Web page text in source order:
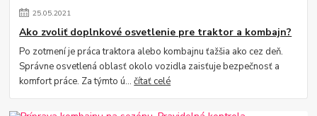
25.05.2021
Ako zvoliť doplnkové osvetlenie pre traktor a kombajn?
Po zotmení je práca traktora alebo kombajnu ťažšia ako cez deň.
Správne osvetlená oblasť okolo vozidla zaisťuje bezpečnosť a
komfort práce. Za týmto ú...čítať celé